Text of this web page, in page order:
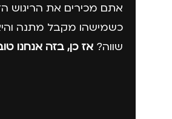
אתם מכירים את הריגוש
כשמישהו מקבל מתנה
שווה? אז כן, בזה אנחנו